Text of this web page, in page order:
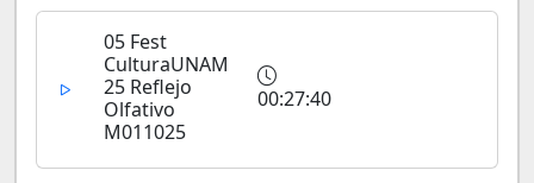
05 Fest
CulturaUNAM
25 Reflejo
Olfativo
M011025
00:27:40